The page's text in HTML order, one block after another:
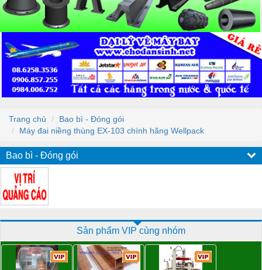
Trang chủ
Bao bì - Đóng gói
Máy đai niềng thùng EX-103 chính hãng Wellpack
Bao bì - Đóng gói
Sản phẩm VIP cùng nhóm